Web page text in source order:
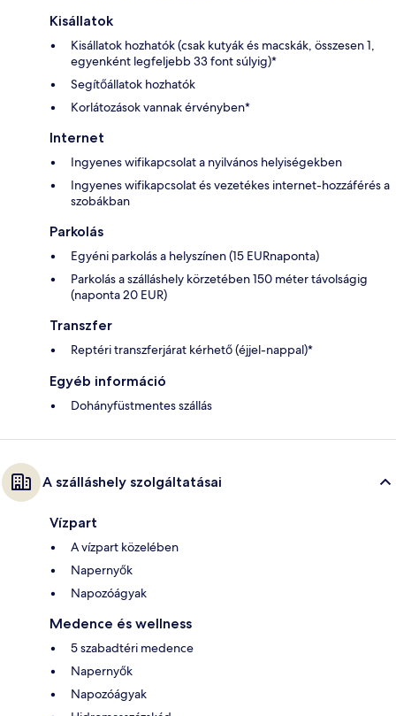
Kisállatok
Kisállatok hozhatók (csak kutyák és macskák, összesen 1,
egyenként legfeljebb 33 font súlyig)*
Segítőállatok hozhatók
Korlátozások vannak érvényben*
Internet
Ingyenes wifikapcsolat a nyilvános helyiségekben
Ingyenes wifikapcsolat és vezetékes internet-hozzáférés a
szobákban
Parkolás
Egyéni parkolás a helyszínen (15 EURnaponta)
Parkolás a szálláshely körzetében 150 méter távolságig
(naponta 20 EUR)
Transzfer
Reptéri transzferjárat kérhető (éjjel-nappal)*
Egyéb információ
Dohányfüstmentes szállás
A szálláshely szolgáltatásai
Vízpart
A vízpart közelében
Napernyők
Napozóágyak
Medence és wellness
5 szabadtéri medence
Napernyők
Napozóágyak